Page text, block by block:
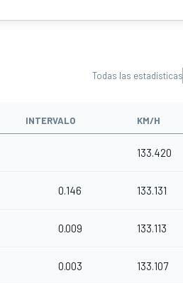
Todas las estadísticas
INTERVALO KM/H
133.420
0.146 133.131
0.009 133.113
0.003 133.107